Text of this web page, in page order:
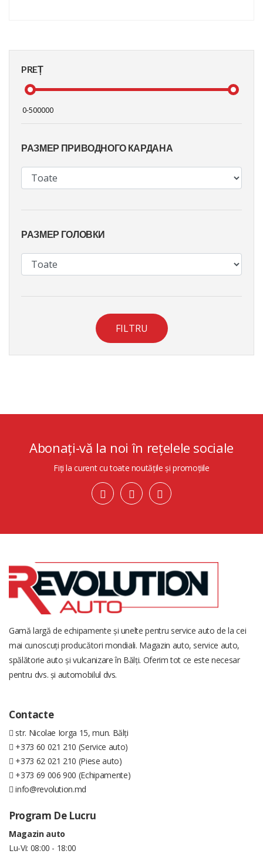
PREȚ
РАЗМЕР ПРИВОДНОГО КАРДАНА
РАЗМЕР ГОЛОВКИ
FILTRU
Abonați-vă la noi în rețelele sociale
Fiți la curent cu toate noutățile și promoțiile
Gamă largă de echipamente și unelte pentru service auto de la cei
mai cunoscuți producători mondiali. Magazin auto, service auto,
spălătorie auto și vulcanizare în Bălți. Oferim tot ce este necesar
pentru dvs. și automobilul dvs.
Contacte
str. Nicolae Iorga 15, mun. Bălți
+373 60 021 210 (Service auto)
+373 62 021 210 (Piese auto)
+373 69 006 900 (Echipamente)
info@revolution.md
Program De Lucru
Magazin auto
Lu-Vi: 08:00 - 18:00